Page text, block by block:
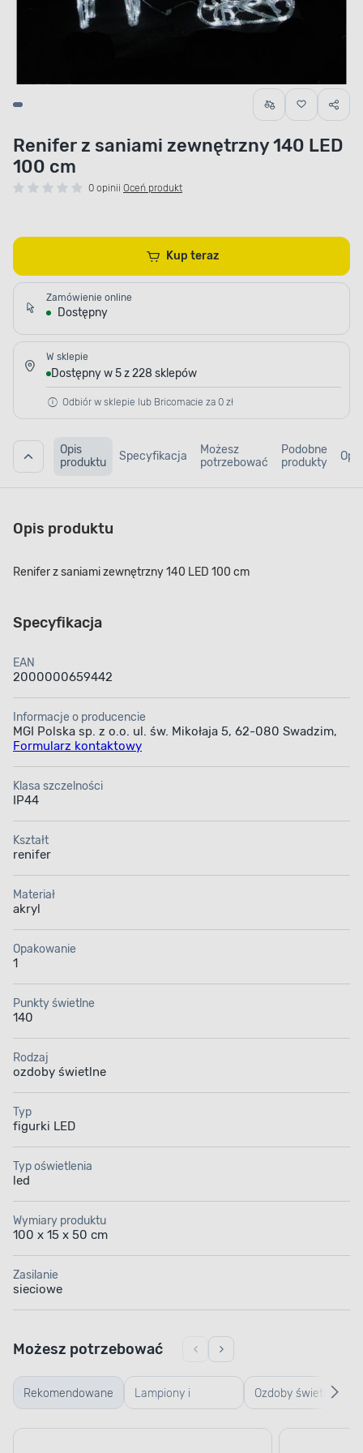
Renifer z saniami zewnętrzny 140 LED
100 cm
0 opinii Oceń produkt
Kup teraz
Zamówienie online
Dostępny
W sklepie
Dostępny w 5 z 228 sklepów
Odbiór w sklepie lub Bricomacie za 0 zł
Opis
produktu
Specyfikacja
Możesz
potrzebować
Podobne
produkty
Opis produktu
Renifer z saniami zewnętrzny 140 LED 100 cm
Specyfikacja
EAN
2000000659442
Informacje o producencie
MGI Polska sp. z o.o. ul. św. Mikołaja 5, 62-080 Swadzim,
Formularz kontaktowy
Klasa szczelności
IP44
Kształt
renifer
Materiał
akryl
Opakowanie
1
Punkty świetlne
140
Rodzaj
ozdoby świetlne
Typ
figurki LED
Typ oświetlenia
led
Wymiary produktu
100 x 15 x 50 cm
Zasilanie
sieciowe
Rekomendowane Lampiony i
latarenki
Ozdoby świetlne
bożonarodzeniowe
Możesz potrzebować